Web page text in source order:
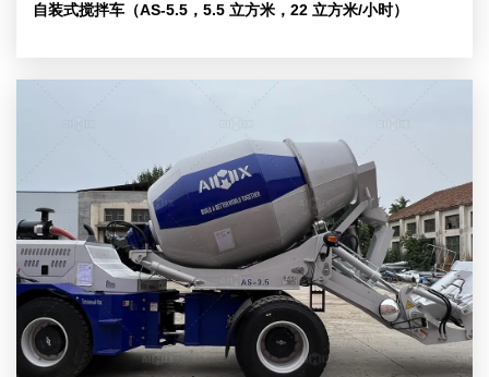
自装式搅拌车（AS-5.5，5.5 立方米，22 立方米/小时）